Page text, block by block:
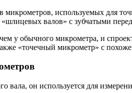
используемых для
валов» с зубчатыми
у обычного микрометра, и
«точечный микрометр» с
вала, он используется для